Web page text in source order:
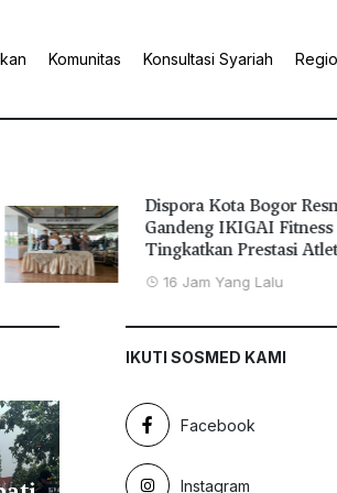
Komunitas Konsultasi Syariah
Dispora Kota Bogor
Gandeng IKIGAI Fitness
Tingkatkan Prestasi
16 Jam Yang Lalu
IKUTI SOSMED KAMI
Facebook
Instagram